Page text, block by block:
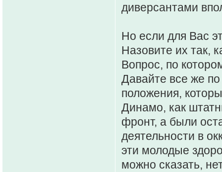
диверсантами
Но если для Вас
Назовите их так,
Вопрос, по
Давайте все же
положения,
Динамо, как
фронт, а были
деятельности в
эти молодые
можно сказать,